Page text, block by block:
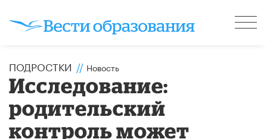
ПОДРОСТКИ // Новость
Исследование:
родительский
контроль может